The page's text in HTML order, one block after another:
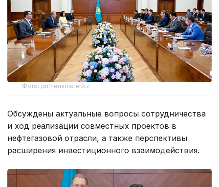
Фото: primeminister.kz.
Обсуждены актуальные вопросы сотрудничества
и ход реализации совместных проектов в
нефтегазовой отрасли, а также перспективы
расширения инвестиционного взаимодействия.